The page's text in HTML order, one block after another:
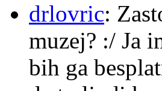
drlovric:
muzej? :/ Ja
bih ga